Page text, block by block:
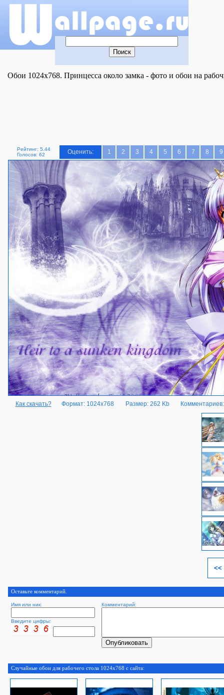
Обои 1024x768. Принцесса около замка - фото и обои на
Рейтинг: 5.44
Голосов: 62
Оценить: 1 2 3 4 5 6 7 8 9
Как скачать? Формат: 1024x768 Размер: 262 Kb Комментариев:
<<
Оставьте комментарий.
Имя или ник: Комментарий:
Введите цифры:
Случайные обои для рабочего стола 1024x768 с сайта: